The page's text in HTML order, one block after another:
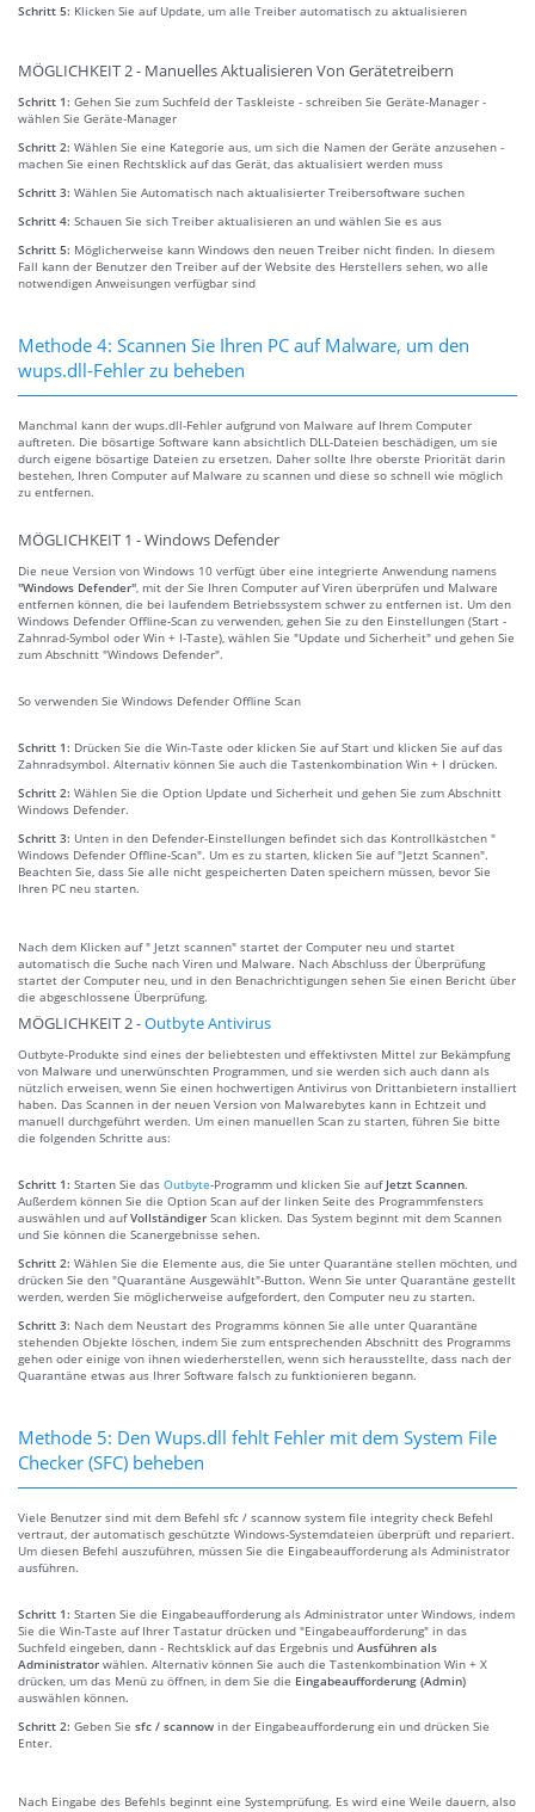
Schritt 5: Klicken Sie auf Update, um alle Treiber automatisch zu aktualisieren
MÖGLICHKEIT 2 - Manuelles Aktualisieren Von Gerätetreibern
Schritt 1: Gehen Sie zum Suchfeld der Taskleiste - schreiben Sie Geräte-Manager -
wählen Sie Geräte-Manager
Schritt 2: Wählen Sie eine Kategorie aus, um sich die Namen der Geräte anzusehen -
machen Sie einen Rechtsklick auf das Gerät, das aktualisiert werden muss
Schritt 3: Wählen Sie Automatisch nach aktualisierter Treibersoftware suchen
Schritt 4: Schauen Sie sich Treiber aktualisieren an und wählen Sie es aus
Schritt 5: Möglicherweise kann Windows den neuen Treiber nicht finden. In diesem
Fall kann der Benutzer den Treiber auf der Website des Herstellers sehen, wo alle
notwendigen Anweisungen verfügbar sind
Methode 4: Scannen Sie Ihren PC auf Malware, um den
wups.dll-Fehler zu beheben
Manchmal kann der wups.dll-Fehler aufgrund von Malware auf Ihrem Computer
auftreten. Die bösartige Software kann absichtlich DLL-Dateien beschädigen, um sie
durch eigene bösartige Dateien zu ersetzen. Daher sollte Ihre oberste Priorität darin
bestehen, Ihren Computer auf Malware zu scannen und diese so schnell wie möglich
zu entfernen.
MÖGLICHKEIT 1 - Windows Defender
Die neue Version von Windows 10 verfügt über eine integrierte Anwendung namens
"Windows Defender" , mit der Sie Ihren Computer auf Viren überprüfen und Malware
entfernen können, die bei laufendem Betriebssystem schwer zu entfernen ist. Um den
Windows Defender Offline-Scan zu verwenden, gehen Sie zu den Einstellungen (Start -
Zahnrad-Symbol oder Win + I-Taste), wählen Sie "Update und Sicherheit" und gehen Sie
zum Abschnitt "Windows Defender".
So verwenden Sie Windows Defender Offline Scan
Schritt 1: Drücken Sie die Win-Taste oder klicken Sie auf Start und klicken Sie auf das
Zahnradsymbol. Alternativ können Sie auch die Tastenkombination Win + I drücken.
Schritt 2: Wählen Sie die Option Update und Sicherheit und gehen Sie zum Abschnitt
Windows Defender.
Schritt 3: Unten in den Defender-Einstellungen befindet sich das Kontrollkästchen "
Windows Defender Offline-Scan". Um es zu starten, klicken Sie auf "Jetzt Scannen".
Beachten Sie, dass Sie alle nicht gespeicherten Daten speichern müssen, bevor Sie
Ihren PC neu starten.
Nach dem Klicken auf " Jetzt scannen" startet der Computer neu und startet
automatisch die Suche nach Viren und Malware. Nach Abschluss der Überprüfung
startet der Computer neu, und in den Benachrichtigungen sehen Sie einen Bericht über
die abgeschlossene Überprüfung.
MÖGLICHKEIT 2 -Outbyte Antivirus
Outbyte-Produkte sind eines der beliebtesten und effektivsten Mittel zur Bekämpfung
von Malware und unerwünschten Programmen, und sie werden sich auch dann als
nützlich erweisen, wenn Sie einen hochwertigen Antivirus von Drittanbietern installiert
haben. Das Scannen in der neuen Version von Malwarebytes kann in Echtzeit und
manuell durchgeführt werden. Um einen manuellen Scan zu starten, führen Sie bitte
die folgenden Schritte aus:
Schritt 1: Starten Sie das Outbyte-Programm und klicken Sie auf Jetzt Scannen.
Außerdem können Sie die Option Scan auf der linken Seite des Programmfensters
auswählen und aufVollständiger Scan klicken. Das System beginnt mit dem Scannen
und Sie können die Scanergebnisse sehen.
Schritt 2: Wählen Sie die Elemente aus, die Sie unter Quarantäne stellen möchten, und
drücken Sie den "Quarantäne Ausgewählt"-Button. Wenn Sie unter Quarantäne gestellt
werden, werden Sie möglicherweise aufgefordert, den Computer neu zu starten.
Schritt 3: Nach dem Neustart des Programms können Sie alle unter Quarantäne
stehenden Objekte löschen, indem Sie zum entsprechenden Abschnitt des Programms
gehen oder einige von ihnen wiederherstellen, wenn sich herausstellte, dass nach der
Quarantäne etwas aus Ihrer Software falsch zu funktionieren begann.
Methode 5: Den Wups.dll fehlt Fehler mit dem System File
Checker (SFC) beheben
Viele Benutzer sind mit dem Befehl sfc / scannow system file integrity check Befehl
vertraut, der automatisch geschützte Windows-Systemdateien überprüft und repariert.
Um diesen Befehl auszuführen, müssen Sie die Eingabeaufforderung als Administrator
ausführen.
Schritt 1: Starten Sie die Eingabeaufforderung als Administrator unter Windows, indem
Sie die Win-Taste auf Ihrer Tastatur drücken und "Eingabeaufforderung" in das
Suchfeld eingeben, dann - Rechtsklick auf das Ergebnis und Ausführen als
Administrator wählen. Alternativ können Sie auch die Tastenkombination Win + X
drücken, um das Menü zu öffnen, in dem Sie die Eingabeaufforderung (Admin)
auswählen können.
Schritt 2: Geben Sie sfc / scannow in der Eingabeaufforderung ein und drücken Sie
Enter.
Nach Eingabe des Befehls beginnt eine Systemprüfung. Es wird eine Weile dauern, also